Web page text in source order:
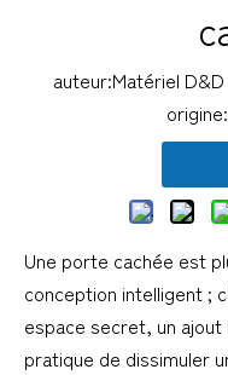
auteur:Matériel
origine:
Une porte cachée est
conception intelligent ;
espace secret, un ajout
pratique de dissimuler